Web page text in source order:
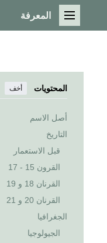
القائمة الرئيسية
المعرفة
المحتويات أخف
أصل الاسم
التاريخ
قبل الاستعمار
القرون 15 - 17
القرنان 18 و 19
القرنان 20 و 21
الجغرافيا
الجيولوجيا